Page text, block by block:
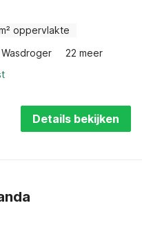
oppervlakte
Wasdroger
22 meer
Details bekijken